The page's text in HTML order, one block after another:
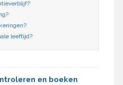
leeftijd?
en boeken